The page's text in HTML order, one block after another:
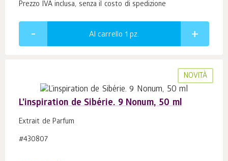
Prezzo IVA inclusa, senza il costo di spedizione
Al carrello 1 pz.
NOVITÀ
L’inspiration de Sibérie. 9 Nonum, 50 ml
Extrait de Parfum
#430807